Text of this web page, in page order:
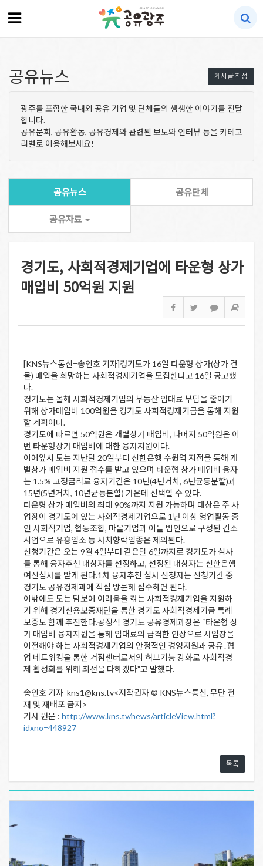
게시글 작성
공유뉴스
광주를 포함한 국내외 공유 기업 및 단체들의 생생한 이야기를 전달
합니다.
공유문화, 공유활동, 공유경제와 관련된 보도와 인터뷰 등을 카테고
리별로 이용해보세요!
공유뉴스 공유단체
공유자료
경기도, 사회적경제기업에 타운형 상가
매입비 50억원 지원
[KNS뉴스통신=송인호 기자]경기도가 16일 타운형 상가(상가 건
물) 매입을 희망하는 사회적경제기업을 모집한다고 16일 공고했
다.
경기도는 올해 사회적경제기업의 부동산 임대료 부담을 줄이기
위해 상가매입비 100억원을 경기도 사회적경제기금을 통해 지원
할 계획이다.
경기도에 따르면 50억원은 개별상가 매입비, 나머지 50억원은 이
번 타운형상가 매입비에 대한 융자지원이다.
이에앞서 도는 지난달 20일부터 신한은행 수원역 지점을 통해 개
별상가 매입비 지원 접수를 받고 있으며 타운형 상가 매입비 융자
는 1.5% 고정금리로 융자기간은 10년(4년거치, 6년균등분할)과
15년(5년거치, 10년균등분할) 가운데 선택할 수 있다.
타운형 상가 매입비의 최대 90%까지 지원 가능하며 대상은 주 사
업장이 경기도에 있는 사회적경제기업으로 1년 이상 영업활동 중
인 사회적기업, 협동조합, 마을기업과 이들 법인으로 구성된 컨소
시엄으로 유흥업소 등 사치향락업종은 제외된다.
신청기간은 오는 9월 4일부터 같은달 6일까지로 경기도가 심사
를 통해 융자추천 대상자를 선정하고, 선정된 대상자는 신한은행
여신심사를 받게 된다.1차 융자추천 심사 신청자는 신청기간 중
경기도 공유경제과에 직접 방문해 접수하면 된다.
이밖에도 도는 담보에 어려움을 겪는 사회적경제기업을 지원하
기 위해 경기신용보증재단을 통한 경기도 사회적경제기금 특례
보증도 함께 추진한다.공정식 경기도 공유경제과장은 “타운형 상
가 매입비 융자지원을 통해 임대료의 급격한 인상으로 사업장을
이전해야 하는 사회적경제기업의 안정적인 경영지원과 공유․협
업 네트워킹을 통한 거점센터로서의 허브기능 강화로 사회적경
제 활성화를 위해 최선을 다하겠다”고 말했다.
송인호 기자 kns1@kns.tv<저작권자 © KNS뉴스통신, 무단 전
재 및 재배포 금지>
기사 원문 : http://www.kns.tv/news/articleView.html?
idxno=448927
목록